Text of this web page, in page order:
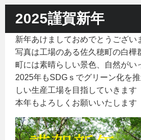
2025謹賀新年
新年あけましておめでとうござい
写真は工場のある佐久穂町の白樺
町には素晴らしい景色、自然がい
2025年もSDGｓでグリーン化を
しい生産工場を目指していきます
本年もよろしくお願いいたします